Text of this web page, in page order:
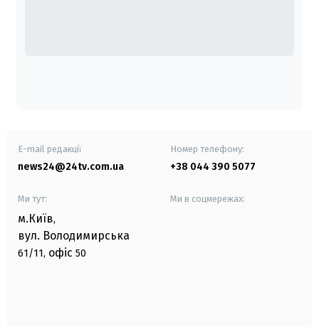
E-mail редакції
news24@24tv.com.ua
Номер телефону:
+38 044 390 5077
Ми тут:
м.Київ,
вул. Володимирська
61/11, офіс 50
Ми в соцмережах: